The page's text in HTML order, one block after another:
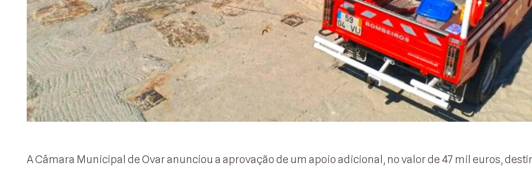
A Câmara Municipal de Ovar anunciou a aprovação de um apoio adicional, no valor de 47 mil euros,